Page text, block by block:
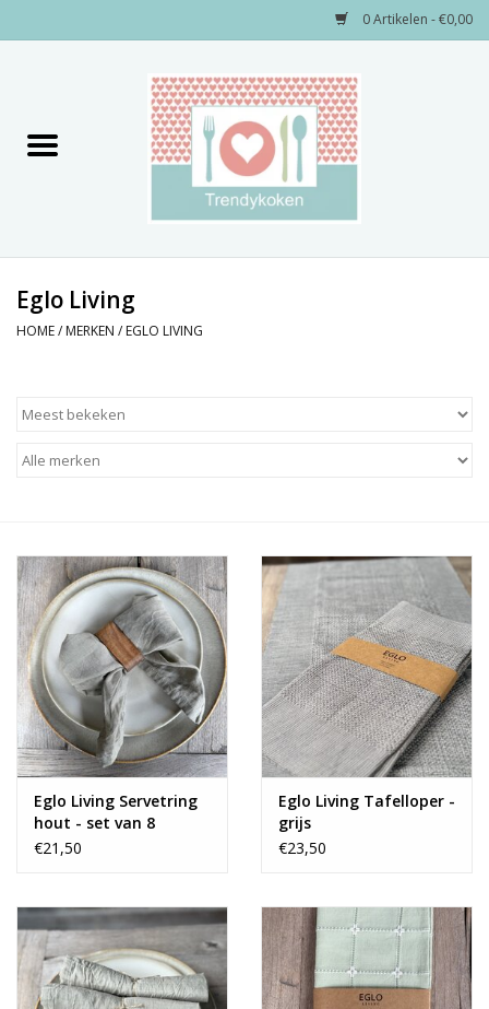
0 Artikelen - €0,00
Decoratie
Textiel
NIEUW!
Sale!
Kleuren
Eglo Living
HOME/ MERKEN / EGLO LIVING
Eglo Living Servetring
hout - set van 8
€21,50
Eglo Living Tafelloper -
grijs
€23,50